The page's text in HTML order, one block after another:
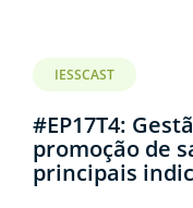
IESSCAST
#EP17T4:
promoção de
principais